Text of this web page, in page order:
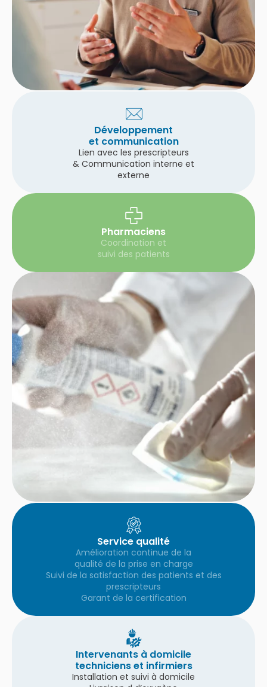
Développement
et communication
Lien avec les prescripteurs
& Communication interne et
externe
Pharmaciens
Coordination et
suivi des patients
Service qualité
Amélioration continue de la
qualité de la prise en charge
Suivi de la satisfaction des patients et des
prescripteurs
Garant de la certification
Intervenants à domicile
techniciens et infirmiers
Installation et suivi à domicile